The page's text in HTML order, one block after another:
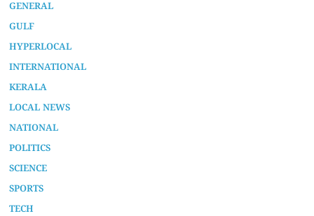
GENERAL
GULF
HYPERLOCAL
INTERNATIONAL
KERALA
LOCAL NEWS
NATIONAL
POLITICS
SCIENCE
SPORTS
TECH